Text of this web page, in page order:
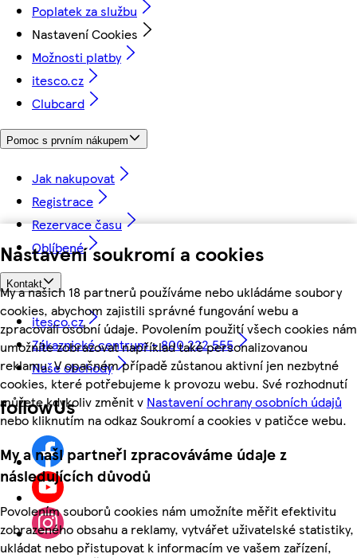
Nastavení soukromí a cookies
My a našich 18 partnerů používáme nebo ukládáme soubory
cookies, abychom zajistili správné fungování webu a
zpracovali osobní údaje. Povolením použití všech cookies nám
umožníte zobrazovat například také personalizovanou
reklamu. V opačném případě zůstanou aktivní jen nezbytné
cookies, které potřebujeme k provozu webu. Své rozhodnutí
můžete kdykoliv změnit v Nastavení ochrany osobních údajů
nebo kliknutím na odkaz Soukromí a cookies v patičce webu.
My a naši partneři zpracováváme údaje z
následujících důvodů
Povolením souborů cookies nám umožníte měřit efektivitu
zobrazeného obsahu a reklamy, vytvářet uživatelské statistiky,
ukládat nebo přistupovat k informacím ve vašem zařízení,
Poplatek za službu
Nastavení Cookies
Možnosti platby
itesco.cz
Clubcard
Pomoc s prvním nákupem
Jak nakupovat
Registrace
Rezervace času
Oblíbené
Kontakt
itesco.cz
Zákaznické centrum - 800 222 555
Naše obchody
followUs